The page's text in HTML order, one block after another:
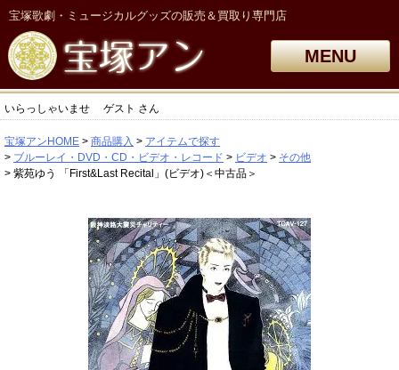
宝塚歌劇・ミュージカルグッズの販売＆買取り専門店
MENU
いらっしゃいませ ゲスト さん
宝塚アンHOME 商品購入
アイテムで探す
ブルーレイ・DVD・CD・ビデオ・レコード
ビデオ
その他
紫苑ゆう 「First&Last Recital」(ビデオ)＜中古品＞